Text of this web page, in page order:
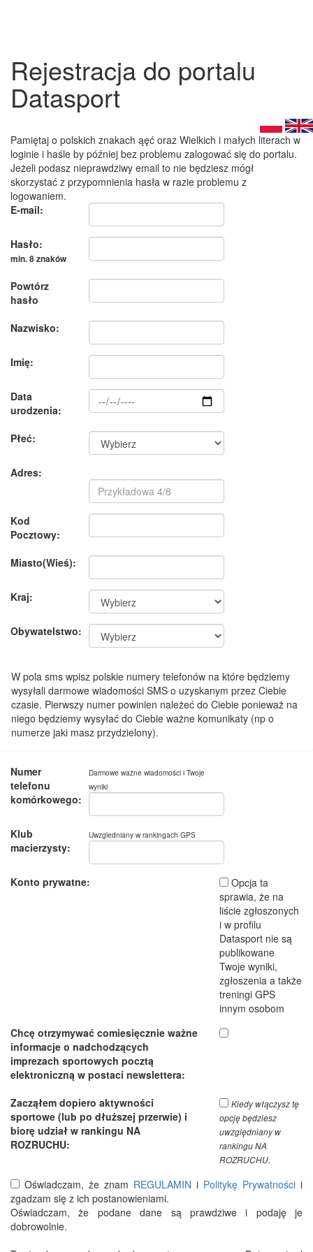
Rejestracja do portalu
Datasport
Pamiętaj o polskich znakach ąęć oraz Wielkich i małych literach w
loginie i haśle by później bez problemu zalogować się do portalu.
Jeżeli podasz nieprawdziwy email to nie będziesz mógł
skorzystać z przypomnienia hasła w razie problemu z
logowaniem.
E-mail:
Hasło:
min. 8 znaków
Powtórz
hasło
Nazwisko:
Imię:
Data
urodzenia:
Płeć:
Adres:
Kod
Pocztowy:
Miasto(Wieś):
Kraj:
Obywatelstwo:
W pola sms wpisz polskie numery telefonów na które będziemy
wysyłali darmowe wiadomości SMS o uzyskanym przez Ciebie
czasie. Pierwszy numer powinien należeć do Ciebie ponieważ na
niego będziemy wysyłać do Ciebie ważne komunikaty (np o
numerze jaki masz przydzielony).
Numer
telefonu
komórkowego:
Darmowe ważne wiadomości i Twoje
wyniki
Klub
macierzysty:
Uwzgledniany w rankingach GPS
Konto prywatne:
Opcja ta
sprawia, że na
liście zgłoszonych
i w profilu
Datasport nie są
publikowane
Twoje wyniki,
zgłoszenia a także
treningi GPS
innym osobom
Chcę otrzymywać comiesięcznie ważne
informacje o nadchodzących
imprezach sportowych pocztą
elektroniczną w postaci newslettera:
Zacząłem dopiero aktywności
sportowe (lub po dłuższej przerwie) i
biorę udział w rankingu NA
ROZRUCHU:
Kiedy włączysz tę
opcję będziesz
uwzględniany w
rankingu NA
ROZRUCHU.
Oświadczam, że znam REGULAMIN i Politykę Prywatności i
zgadzam się z ich postanowieniami.
Oświadczam, że podane dane są prawdziwe i podaję je
dobrowolnie.